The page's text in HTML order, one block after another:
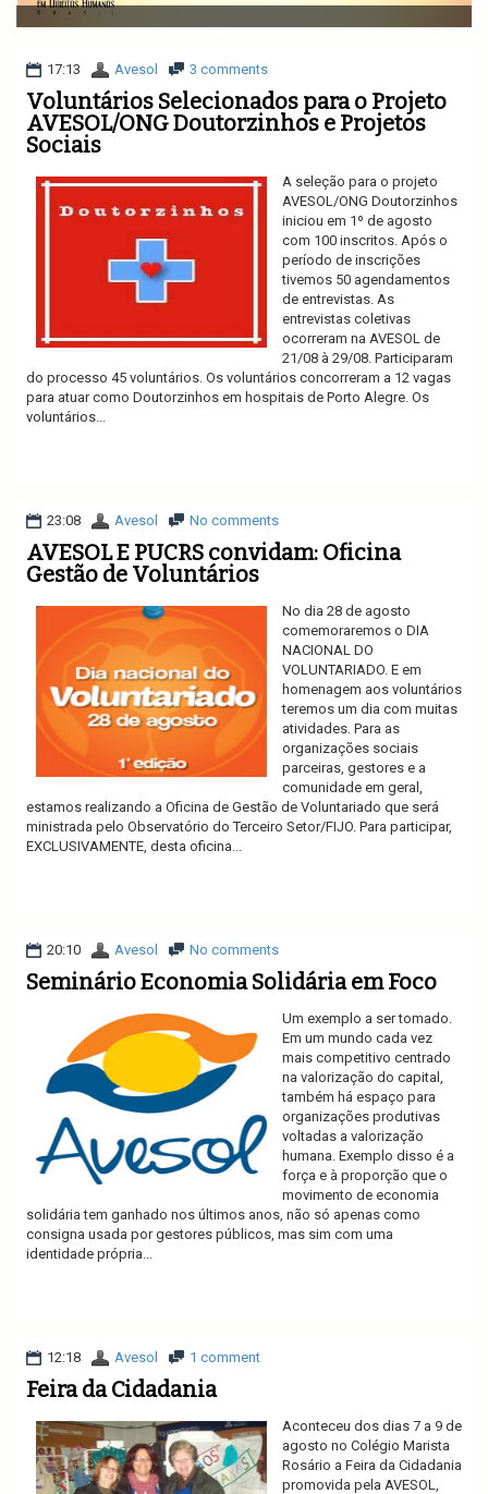
v
i
a
i
o
17:13 Avesol 3 comments
Voluntários Selecionados para o Projeto
AVESOL/ONG Doutorzinhos e Projetos
Sociais
A seleção para o projeto
AVESOL/ONG Doutorzinhos
iniciou em 1º de agosto
com 100 inscritos. Após o
período de inscrições
tivemos 50 agendamentos
de entrevistas. As
entrevistas coletivas
ocorreram na AVESOL de
21/08 à 29/08. Participaram
do processo 45 voluntários. Os voluntários concorreram a 12 vagas
para atuar como Doutorzinhos em hospitais de Porto Alegre. Os
voluntários...
23:08 Avesol No comments
AVESOL E PUCRS convidam: Oficina
Gestão de Voluntários
No dia 28 de agosto
comemoraremos o DIA
NACIONAL DO
VOLUNTARIADO. E em
homenagem aos voluntários
teremos um dia com muitas
atividades. Para as
organizações sociais
parceiras, gestores e a
comunidade em geral,
estamos realizando a Oficina de Gestão de Voluntariado que será
ministrada pelo Observatório do Terceiro Setor/FIJO. Para participar,
EXCLUSIVAMENTE, desta oficina...
20:10 Avesol No comments
Seminário Economia Solidária em Foco
Um exemplo a ser tomado.
Em um mundo cada vez
mais competitivo centrado
na valorização do capital,
também há espaço para
organizações produtivas
voltadas a valorização
humana. Exemplo disso é a
força e à proporção que o
movimento de economia
solidária tem ganhado nos últimos anos, não só apenas como
consigna usada por gestores públicos, mas sim com uma
identidade própria...
12:18 Avesol 1 comment
Feira da Cidadania
Aconteceu dos dias 7 a 9 de
agosto no Colégio Marista
Rosário a Feira da Cidadania
promovida pela AVESOL,